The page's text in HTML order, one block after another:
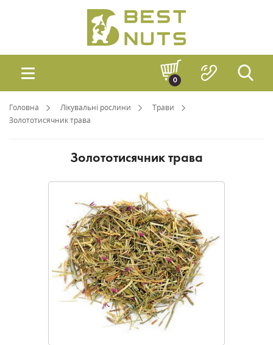
0
Головна Лікувальні рослини
Трави
Золототисячник трава
Золототисячник трава